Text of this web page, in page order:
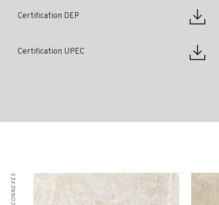
Certification DEP
Certification UPEC